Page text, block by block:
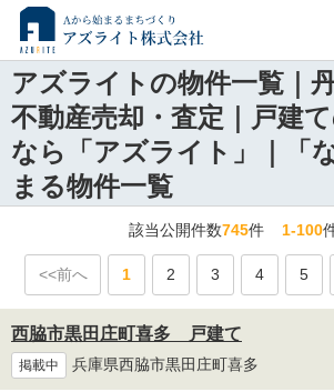
アズライトの物件一覧｜
不動産売却・査定｜戸建
なら「アズライト」｜「
まる物件一覧
該当公開件数745件1-100
<<前へ 1 2 3 4 5
西脇市黒田庄町喜多 戸建て
掲載中 兵庫県西脇市黒田庄町喜多